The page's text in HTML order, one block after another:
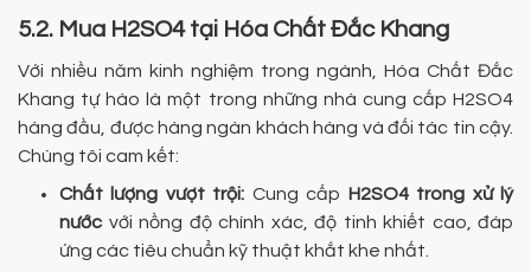
5.2. Mua H2SO4 tại Hóa Chất Đắc Khang
Với nhiều năm kinh nghiệm trong ngành, Hóa Chất Đắc
Khang tự hào là một trong những nhà cung cấp H2SO4
hàng đầu, được hàng ngàn khách hàng và đối tác tin cậy.
Chúng tôi cam kết:
Chất lượng vượt trội: Cung cấp H2SO4 trong xử lý
nước với nồng độ chính xác, độ tinh khiết cao, đáp
ứng các tiêu chuẩn kỹ thuật khắt khe nhất.